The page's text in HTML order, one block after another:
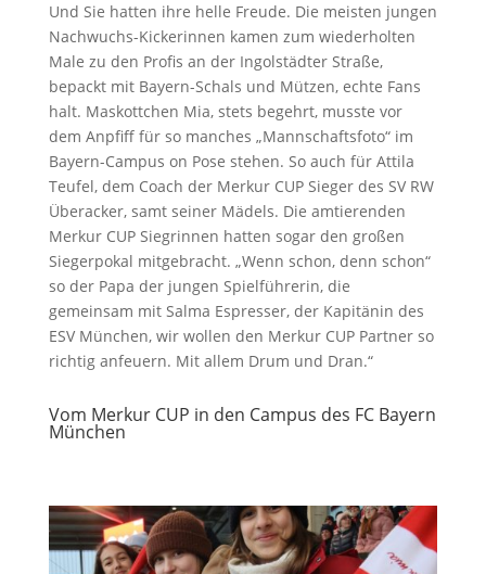
Und Sie hatten ihre helle Freude. Die meisten jungen
Nachwuchs-Kickerinnen kamen zum wiederholten
Male zu den Profis an der Ingolstädter Straße,
bepackt mit Bayern-Schals und Mützen, echte Fans
halt. Maskottchen Mia, stets begehrt, musste vor
dem Anpfiff für so manches „Mannschaftsfoto“ im
Bayern-Campus on Pose stehen. So auch für Attila
Teufel, dem Coach der Merkur CUP Sieger des SV RW
Überacker, samt seiner Mädels. Die amtierenden
Merkur CUP Siegrinnen hatten sogar den großen
Siegerpokal mitgebracht. „Wenn schon, denn schon“
so der Papa der jungen Spielführerin, die
gemeinsam mit Salma Espresser, der Kapitänin des
ESV München, wir wollen den Merkur CUP Partner so
richtig anfeuern. Mit allem Drum und Dran.“
Vom Merkur CUP in den Campus des FC Bayern
München